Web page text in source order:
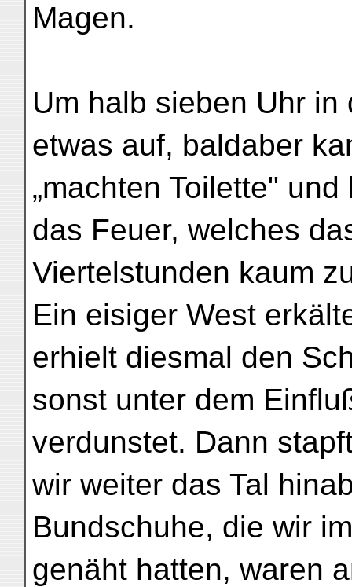
Magen.
Um halb sieben Uhr
etwas auf, baldaber
„machten Toilette"
das Feuer, welches
Viertelstunden kaum
Ein eisiger West
erhielt diesmal den
sonst unter dem
verdunstet. Dann
wir weiter das Tal
Bundschuhe, die wir
genäht hatten, waren